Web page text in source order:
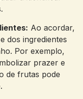
Ao acordar,⁢
dos ingredientes
Por exemplo,
prazer e⁤
de ​frutas ⁢pode